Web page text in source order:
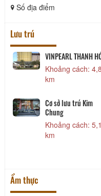
Số địa điểm
Lưu trú
HÓA
4,84
Khách sạn
Gia
Khách sạn
Khoảng
km
Ẩm thực